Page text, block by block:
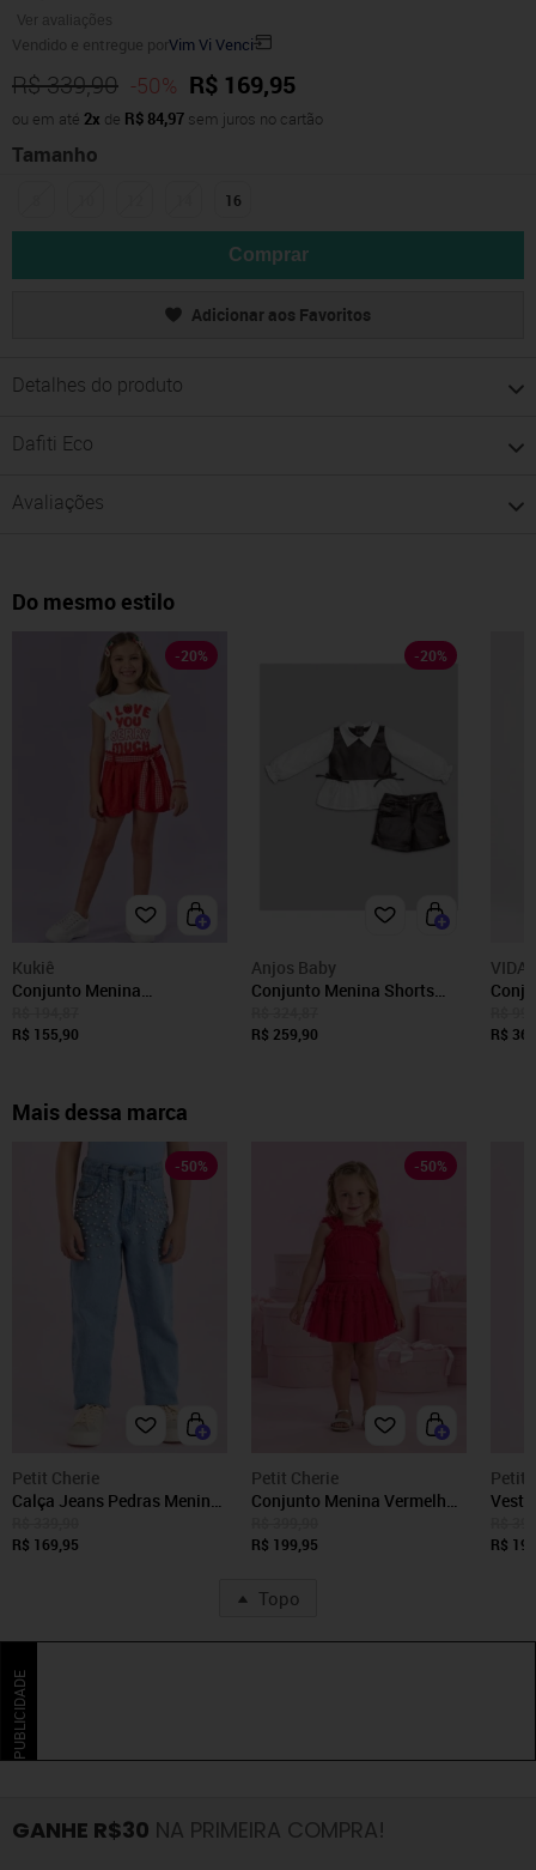
Ver avaliações
Vendido e entregue porVim Vi Venci
R$ 339,90 -50% R$ 169,95
ou em até 2x de R$ 84,97 sem juros no cartão
Tamanho
16
Comprar
Adicionar aos Favoritos
Detalhes do produto
Dafiti Eco
Avaliações
Do mesmo estilo
-20%
Kukiê
Conjunto Menina
10 Unico
R$ 155,90
-20%
Anjos Baby
Conjunto Menina Shorts
R$ 259,90
VIDA
R$
Mais dessa marca
-50%
Petit Cherie
Calça Jeans Pedras Menina
R$ 169,95
-50%
Petit Cherie
Conjunto Menina Vermelho
Vermelho
R$ 199,95
Petit
R$
Topo
PUBLICIDADE
GANHE R$30 NA PRIMEIRA COMPRA!